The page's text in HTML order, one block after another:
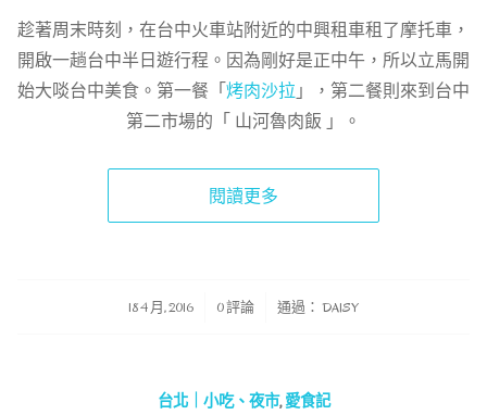
趁著周末時刻，在台中火車站附近的中興租車租了摩托車，
開啟一趟台中半日遊行程。因為剛好是正中午，所以立馬開
始大啖台中美食。第一餐「烤肉沙拉 」，第二餐則來到台中
第二市場的「 山河魯肉飯 」。
閱讀更多
18 4 月, 2016
/ 0 評論 通過： DAISY
台北｜小吃、夜市,愛食記